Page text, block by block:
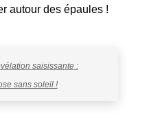
autour des épaules !
saisissante :
sans soleil !